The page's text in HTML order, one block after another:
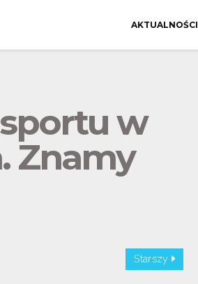
AKTUALNOŚCI
w
Znamy
Starszy